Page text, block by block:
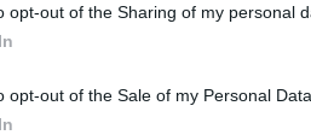
opt-out of the Sharing of my personal
opt-out of the Sale of my Personal Data.